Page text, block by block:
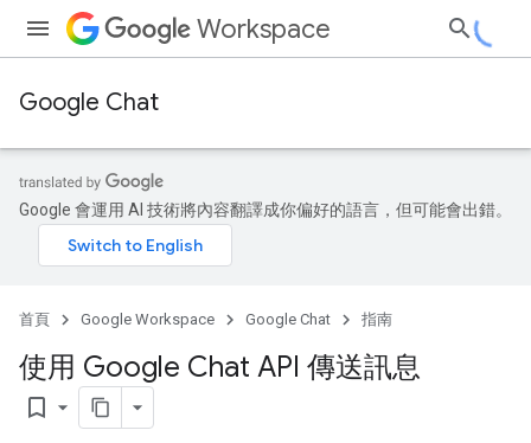
Workspace
Google Chat
Google 會運用 AI 技術將內容翻譯成你偏好的語言，但可能會出錯。
首頁 Google Workspace Google Chat 指南
使用 Google Chat API 傳送訊息
bookmark_border